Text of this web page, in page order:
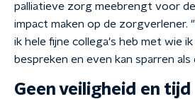
palliatieve zorg meebrengt voor
impact maken op de zorgverlener.
ik hele fijne collega's heb met wie
bespreken en even kan sparren als
Geen veiligheid en tijd